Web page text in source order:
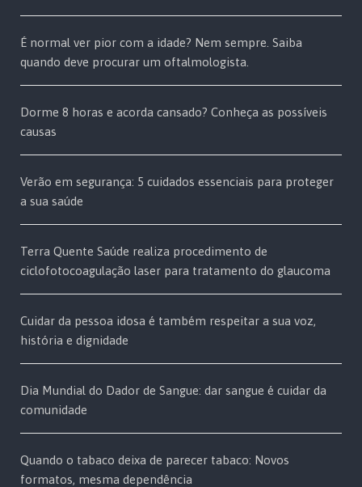
É normal ver pior com a idade? Nem sempre. Saiba
quando deve procurar um oftalmologista.
Dorme 8 horas e acorda cansado? Conheça as possíveis
causas
Verão em segurança: 5 cuidados essenciais para proteger
a sua saúde
Terra Quente Saúde realiza procedimento de
ciclofotocoagulação laser para tratamento do glaucoma
Cuidar da pessoa idosa é também respeitar a sua voz,
história e dignidade
Dia Mundial do Dador de Sangue: dar sangue é cuidar da
comunidade
Quando o tabaco deixa de parecer tabaco: Novos
formatos, mesma dependência